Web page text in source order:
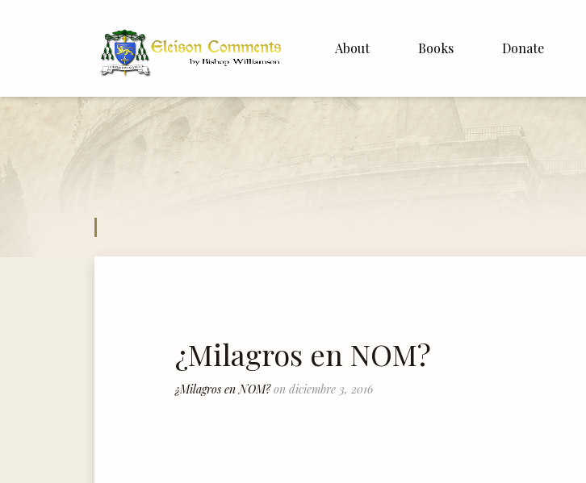
About
Bishop Williamson
Dr. White
Books Donate
¿Milagros en NOM?
¿Milagros en NOM?on diciembre 3, 2016